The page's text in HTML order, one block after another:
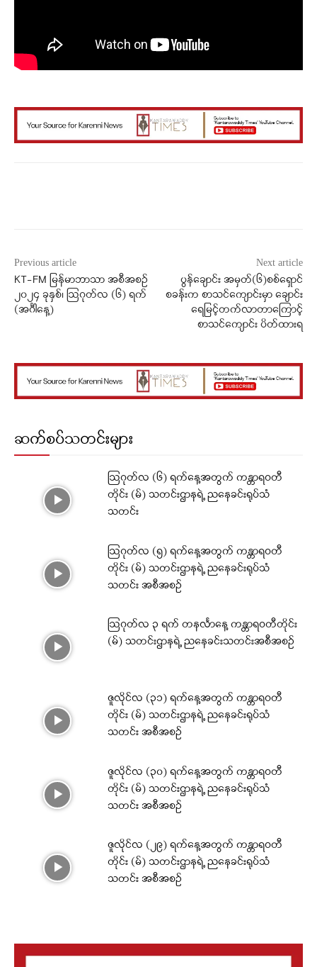
Previous article
KT-FM မြန်မာဘာသာ အစီအစဉ်
၂၀၂၄ ခုနှစ်၊ ဩဂုတ်လ (၆) ရက်
(အင်္ဂါနေ့)
Next article
ပွန်ချောင်း အမှတ်(၆)စစ်ရှောင်
စခန်းက စာသင်ကျောင်းမှာ ချောင်း
ရေမြင့်တက်လာတာကြောင့်
စာသင်ကျောင်း ပိတ်ထားရ
ဆက်စပ်သတင်းများ
ဩဂုတ်လ (၆) ရက်နေ့အတွက် ကန္တာရဝတီ
တိုင်း (မ်) သတင်းဌာနရဲ့ ညနေခင်းရုပ်သံ
သတင်း
ဩဂုတ်လ (၅) ရက်နေ့အတွက် ကန္တာရဝတီ
တိုင်း (မ်) သတင်းဌာနရဲ့ ညနေခင်းရုပ်သံ
သတင်း အစီအစဉ်
ဩဂုတ်လ ၃ ရက် တနင်္လာနေ့ ကန္တာရဝတီတိုင်း
(မ်) သတင်းဌာနရဲ့ ညနေခင်းသတင်းအစီအစဉ်
ဇူလိုင်လ (၃၁) ရက်နေ့အတွက် ကန္တာရဝတီ
တိုင်း (မ်) သတင်းဌာနရဲ့ ညနေခင်းရုပ်သံ
သတင်း အစီအစဉ်
ဇူလိုင်လ (၃၀) ရက်နေ့အတွက် ကန္တာရဝတီ
တိုင်း (မ်) သတင်းဌာနရဲ့ ညနေခင်းရုပ်သံ
သတင်း အစီအစဉ်
ဇူလိုင်လ (၂၉) ရက်နေ့အတွက် ကန္တာရဝတီ
တိုင်း (မ်) သတင်းဌာနရဲ့ ညနေခင်းရုပ်သံ
သတင်း အစီအစဉ်